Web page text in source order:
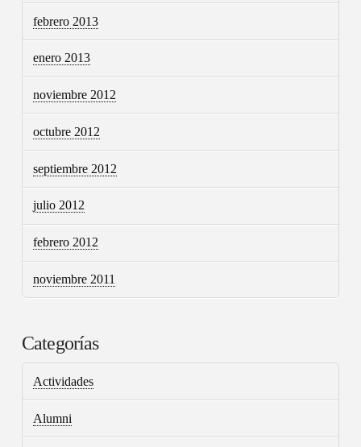
febrero 2013
enero 2013
noviembre 2012
octubre 2012
septiembre 2012
julio 2012
febrero 2012
noviembre 2011
Categorías
Actividades
Alumni